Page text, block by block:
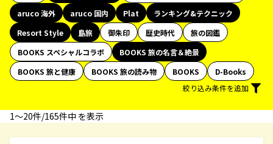
aruco 海外
aruco 国内 Plat
ランキング&テクニック
Resort Style
島旅 御朱印 歴史時代
旅の図鑑
BOOKS スペシャルコラボ
BOOKS 旅の名言＆絶景
BOOKS 旅と健康
BOOKS 旅の読み物 BOOKS
D-Books
絞り込み条件を追加
1〜20件/165件中 を表示